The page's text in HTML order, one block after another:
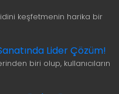
keşfetmenin harika bir
Lider Çözüm!
biri olup, kullanıcıların